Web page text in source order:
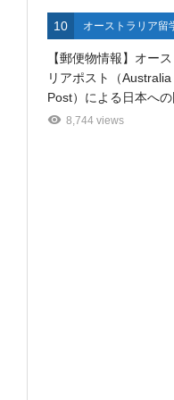
10 オーストラリア留
【郵便物情報】オー
リアポスト（Australia
Post）による日本への
8,744 views